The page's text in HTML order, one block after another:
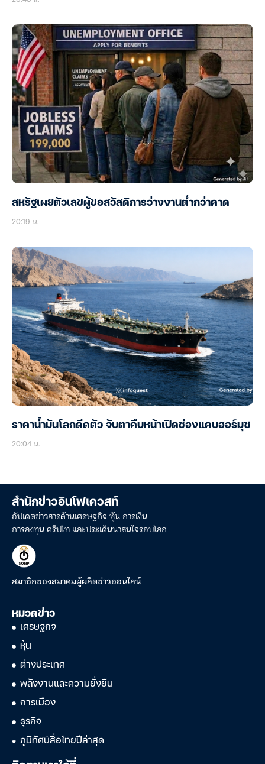
สหรัฐเผยตัวเลขผู้ขอสวัสดิการว่างงานต่ำกว่าคาด
20:19 น.
ราคาน้ำมันโลกดีดตัว จับตาคืบหน้าเปิดช่องแคบฮอร์มุซ
20:04 น.
สำนักข่าวอินโฟเควสท์
อัปเดตข่าวสารด้านเศรษฐกิจ หุ้น การเงิน
การลงทุน คริปโท และประเด็นน่าสนใจรอบโลก
สมาชิกของสมาคมผู้ผลิตข่าวออนไลน์
หมวดข่าว
เศรษฐกิจ
หุ้น
ต่างประเทศ
พลังงานและความยั่งยืน
การเมือง
ธุรกิจ
ภูมิทัศน์สื่อไทยปีล่าสุด